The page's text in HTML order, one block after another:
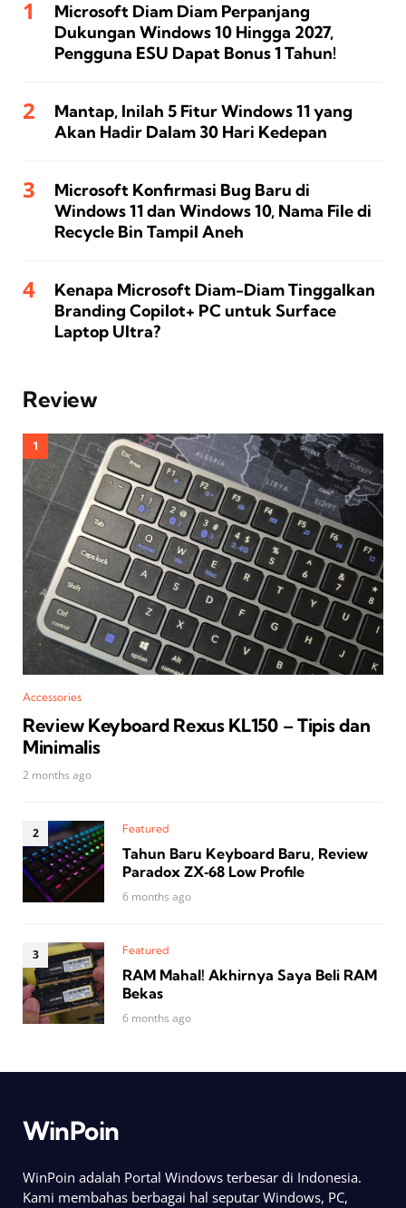
Microsoft Diam Diam Perpanjang
Dukungan Windows 10 Hingga 2027,
Pengguna ESU Dapat Bonus 1 Tahun!
Mantap, Inilah 5 Fitur Windows 11 yang
Akan Hadir Dalam 30 Hari Kedepan
Microsoft Konfirmasi Bug Baru di
Windows 11 dan Windows 10, Nama File di
Recycle Bin Tampil Aneh
Kenapa Microsoft Diam-Diam Tinggalkan
Branding Copilot+ PC untuk Surface
Laptop Ultra?
Review
Accessories
Review Keyboard Rexus KL150 – Tipis dan
Minimalis
2 months ago
Featured
Tahun Baru Keyboard Baru, Review
Paradox ZX‑68 Low Profile
6 months ago
Featured
RAM Mahal! Akhirnya Saya Beli RAM
Bekas
6 months ago
WinPoin
WinPoin adalah Portal Windows terbesar di Indonesia.
Kami membahas berbagai hal seputar Windows, PC,